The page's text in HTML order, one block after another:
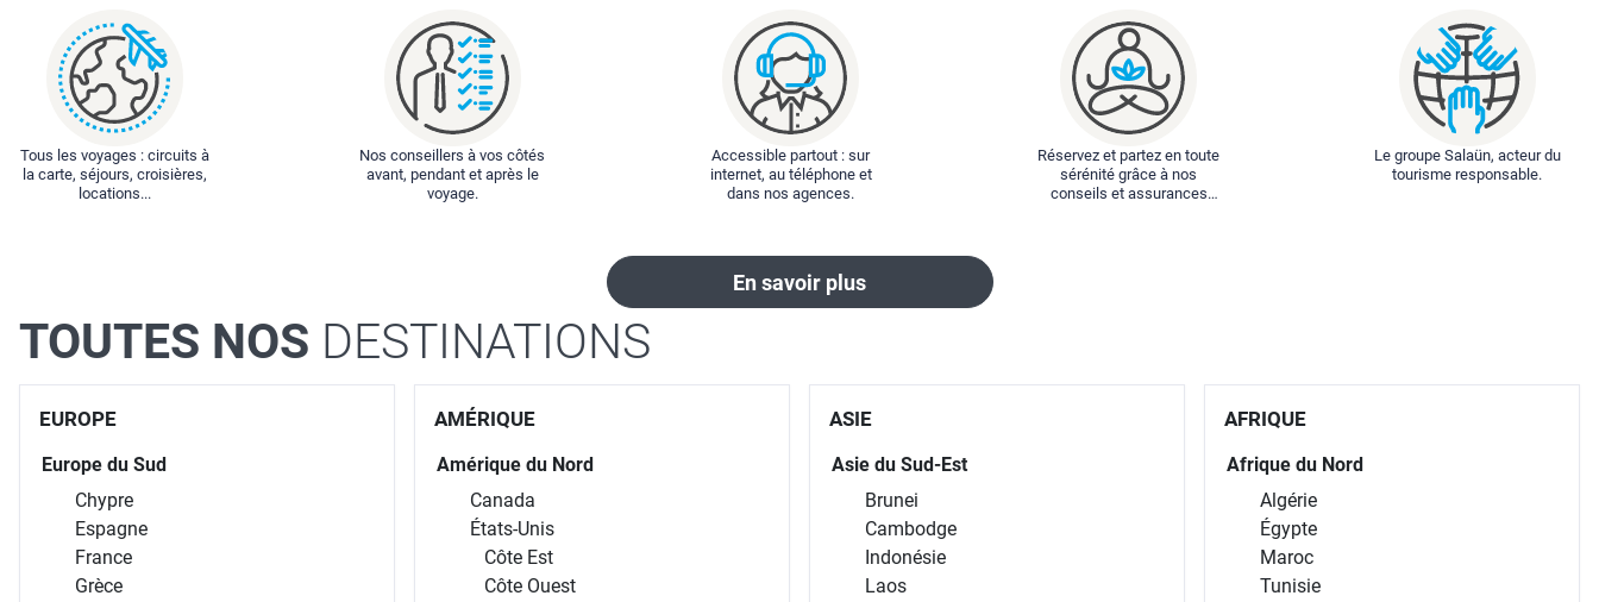
Tous les voyages : circuits à
la carte, séjours, croisières,
locations...
Nos conseillers à vos côtés
avant, pendant et après le
voyage.
Accessible partout : sur
internet, au téléphone et
dans nos agences.
Réservez et partez en toute
sérénité grâce à nos
conseils et assurances
Le groupe Salaün, acteur du
tourisme responsable.
En savoir plus
TOUTES NOS DESTINATIONS
EUROPE
Europe du Sud
Chypre
Espagne
France
Grèce
AMÉRIQUE
Amérique du Nord
Canada
États-Unis
Côte Est
Côte Ouest
ASIE
Asie du Sud-Est
Brunei
Cambodge
Indonésie
Laos
AFRIQUE
Afrique du Nord
Algérie
Égypte
Maroc
Tunisie